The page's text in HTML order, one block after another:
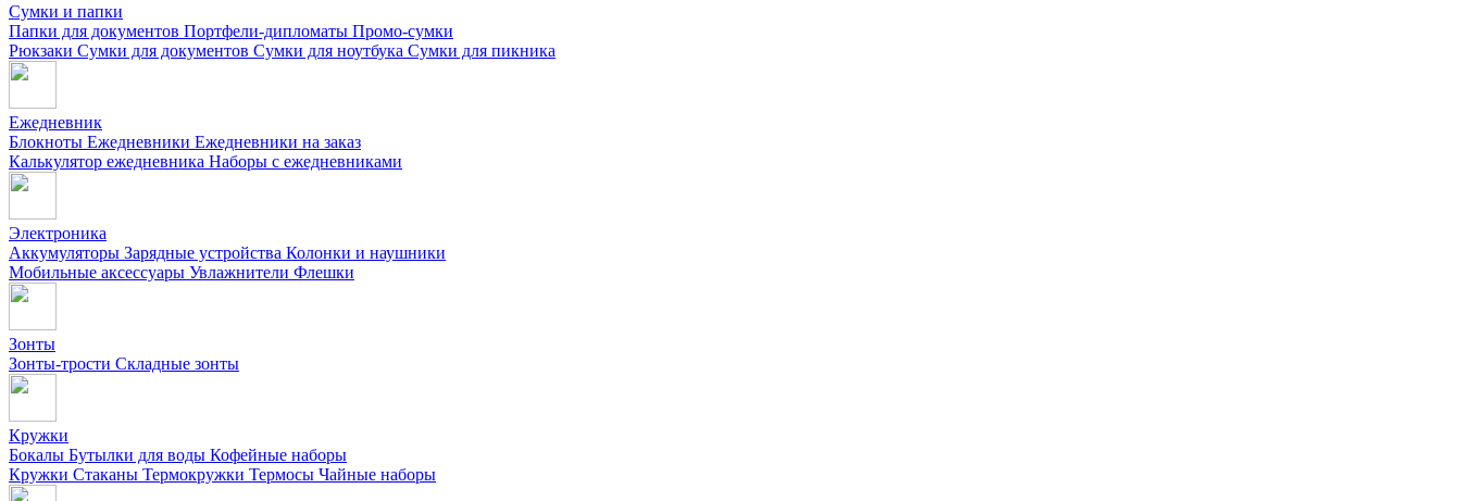
Сумки и папки
Папки для документов Портфели-дипломаты Промо-сумки
Рюкзаки Сумки для документов Сумки для ноутбука Сумки для пикника
Ежедневник
Блокноты Ежедневники Ежедневники на заказ
Калькулятор ежедневника Наборы с ежедневниками
Электроника
Аккумуляторы Зарядные устройства Колонки и наушники
Мобильные аксессуары Увлажнители Флешки
Зонты
Зонты-трости Складные зонты
Кружки
Бокалы Бутылки для воды Кофейные наборы
Кружки Стаканы Термокружки Термосы Чайные наборы